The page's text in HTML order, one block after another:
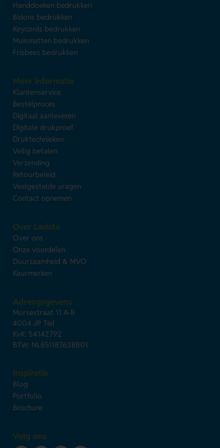
Handdoeken bedrukken
Bidons bedrukken
Keycords bedrukken
Muismatten bedrukken
Frisbees bedrukken
Meer informatie
Klantenservice
Bestelproces
Digitaal aanleveren
Digitale drukproef
Druktechnieken
Veilig betalen
Verzending
Retourbeleid
Veelgestelde vragen
Contact opnemen
Over Lavista
Over ons
Onze voordelen
Duurzaamheid & MVO
Keurmerken
Adresgegevens
Morsestraat 11 A-B
4004 JP Tiel
KvK: 54142792
BTW: NL851187638B01
Inspiratie
Blog
Portfolio
Brochure
Volg ons